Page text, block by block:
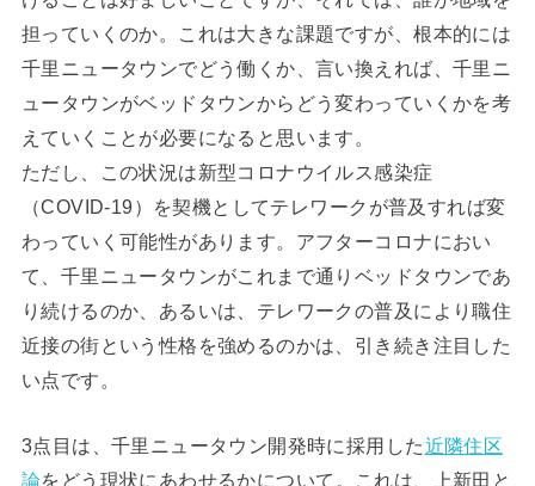
担っていくのか。これは大きな課題ですが、根本的には
千里ニュータウンでどう働くか、言い換えれば、千里ニ
ュータウンがベッドタウンからどう変わっていくかを考
えていくことが必要になると思います。
ただし、この状況は新型コロナウイルス感染症
（COVID-19）を契機としてテレワークが普及すれば変
わっていく可能性があります。アフターコロナにおい
て、千里ニュータウンがこれまで通りベッドタウンであ
り続けるのか、あるいは、テレワークの普及により職住
近接の街という性格を強めるのかは、引き続き注目した
い点です。
3点目は、千里ニュータウン開発時に採用した近隣住区
論をどう現状にあわせるかについて。これは、上新田と